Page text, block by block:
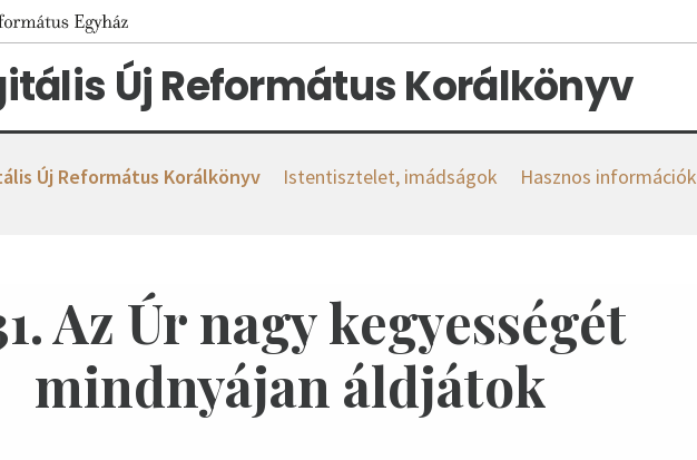
Új Református Korálkönyv
Új Református Korálkönyv Istentisztelet, imádságok Hasznos információk
Az Úr nagy kegyességét
mindnyájan áldjátok